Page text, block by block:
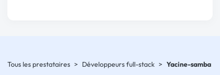
Tous les prestataires > Développeurs full-stack > Yacine-samba